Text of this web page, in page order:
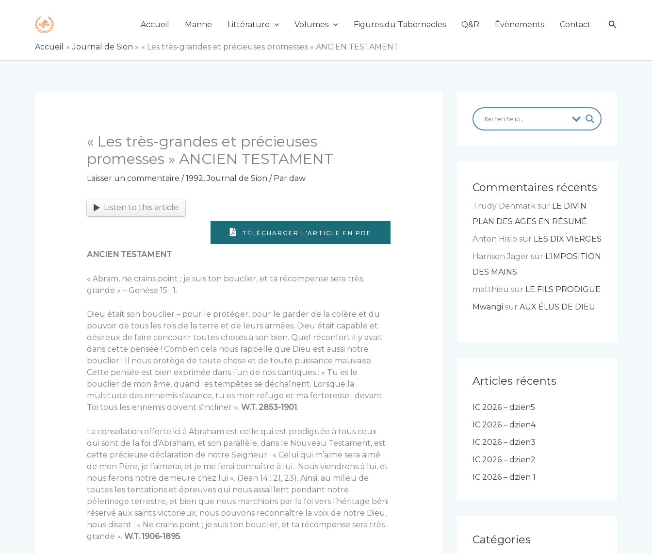
Accueil Manne Littérature Volumes Figures du Tabernacles Q&R Évènements Contact
Accueil Journal de Sion « Les très-grandes et précieuses promesses » ANCIEN TESTAMENT
« Les très-grandes et précieuses
promesses » ANCIEN TESTAMENT
Laisser un commentaire / 1992,Journal de Sion / Par daw
Listen to this article
TÉLÉCHARGER L'ARTICLE EN PDF
ANCIEN TESTAMENT
« Abram, ne crains point ; je suis ton bouclier, et ta récompense sera très
grande » – Genèse 15 : 1.
Dieu était son bouclier – pour le protéger, pour le garder de la colère et du
pouvoir de tous les rois de la terre et de leurs armées. Dieu était capable et
désireux de faire concourir toutes choses à son bien. Quel réconfort il y avait
dans cette pensée ! Combien cela nous rappelle que Dieu est aussi notre
bouclier ! Il nous protège de toute chose et de toute puissance mauvaise.
Cette pensée est bien exprimée dans l’un de nos cantiques : « Tu es le
bouclier de mon âme, quand les tempêtes se déchaînent. Lorsque la
multitude des ennemis s’avance, tu es mon refuge et ma forteresse ; devant
Toi tous les ennemis doivent s’incliner ». W.T. 2853-1901 .
La consolation offerte ici à Abraham est celle qui est prodiguée à tous ceux
qui sont de la foi d’Abraham, et son parallèle, dans le Nouveau Testament, est
cette précieuse déclaration de notre Seigneur : « Celui qui m’aime sera aimé
de mon Père, je l’aimerai, et je me ferai connaître à lui…Nous viendrons à lui, et
nous ferons notre demeure chez lui ». (Jean 14 : 21, 23). Ainsi, au milieu de
toutes les tentations et épreuves qui nous assaillent pendant notre
pèlerinage terrestre, et bien que nous marchions par la foi vers l’héritage béni
réservé aux saints victorieux, nous pouvons reconnaître la voix de notre Dieu,
nous disant : « Ne crains point ; je suis ton bouclier, et ta récompense sera très
grande ». W.T. 1906-1895.
Commentaires récents
Trudy Denmark sur LE DIVIN
PLAN DES AGES EN RÉSUMÉ
Anton Hislo sur LES DIX VIERGES
Harrison Jager sur L’IMPOSITION
DES MAINS
matthieu sur LE FILS PRODIGUE
Mwangi sur AUX ÉLUS DE DIEU
Articles récents
IC 2026 – dzien5
IC 2026 – dzien4
IC 2026 – dzien3
IC 2026 – dzien2
IC 2026 – dzien 1
Catégories